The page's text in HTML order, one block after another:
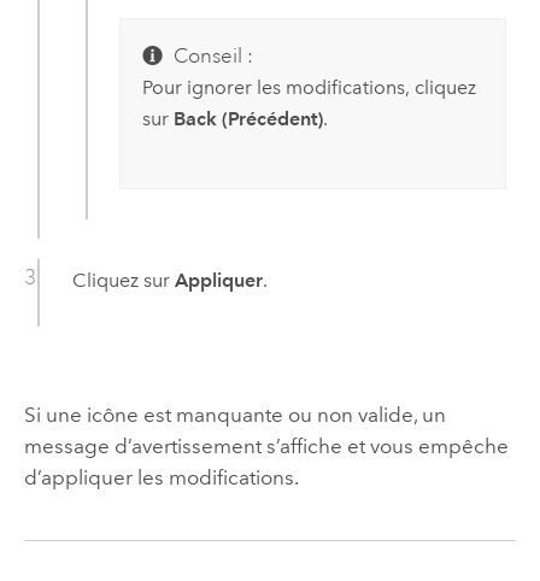
Conseil :
Pour ignorer les modifications, cliquez
sur Back (Précédent).
Cliquez sur Appliquer.
Si une icône est manquante ou non valide, un
message d’avertissement s’affiche et vous empêche
d’appliquer les modifications.